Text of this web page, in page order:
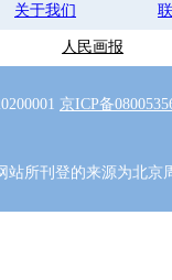
关于我们
人民画报
京ICP备
站所刊登的来源为北